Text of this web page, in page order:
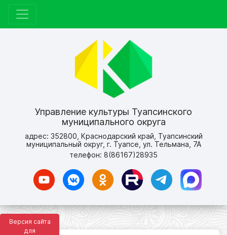
Версия сайта
для
Управление культуры Туапсинского
муниципального округа
адрес: 352800, Краснодарский край, Туапсинский
муниципальный округ, г. Туапсе, ул. Тельмана, 7А
телефон: 8(86167)28935